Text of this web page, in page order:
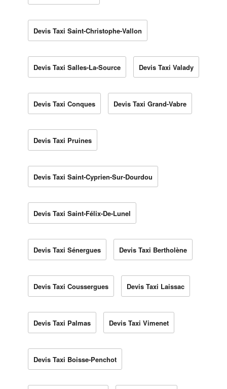
Devis Taxi Saint-Christophe-Vallon
Devis Taxi Salles-La-Source Devis Taxi Valady
Devis Taxi Conques Devis Taxi Grand-Vabre
Devis Taxi Pruines
Devis Taxi Saint-Cyprien-Sur-Dourdou
Devis Taxi Saint-Félix-De-Lunel
Devis Taxi Sénergues Devis Taxi Bertholène
Devis Taxi Coussergues Devis Taxi Laissac
Devis Taxi Palmas Devis Taxi Vimenet
Devis Taxi Boisse-Penchot